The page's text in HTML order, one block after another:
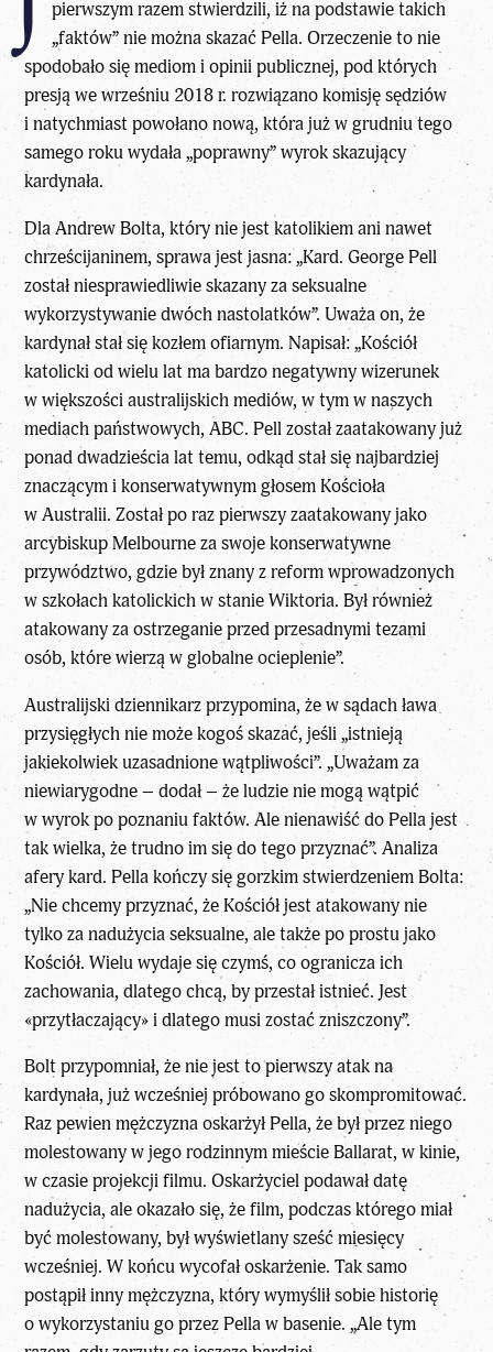
pierwszym razem stwierdzili, iż na podstawie takich
„faktów” nie można skazać Pella. Orzeczenie to nie
spodobało się mediom i opinii publicznej, pod których
presją we wrześniu 2018 r. rozwiązano komisję sędziów
i natychmiast powołano nową, która już w grudniu tego
samego roku wydała „poprawny” wyrok skazujący
kardynała.
Dla Andrew Bolta, który nie jest katolikiem ani nawet
chrześcijaninem, sprawa jest jasna: „Kard. George Pell
został niesprawiedliwie skazany za seksualne
wykorzystywanie dwóch nastolatków”. Uważa on, że
kardynał stał się kozłem ofiarnym. Napisał: „Kościół
katolicki od wielu lat ma bardzo negatywny wizerunek
w większości australijskich mediów, w tym w naszych
mediach państwowych, ABC. Pell został zaatakowany już
ponad dwadzieścia lat temu, odkąd stał się najbardziej
znaczącym i konserwatywnym głosem Kościoła
w Australii. Został po raz pierwszy zaatakowany jako
arcybiskup Melbourne za swoje konserwatywne
przywództwo, gdzie był znany z reform wprowadzonych
w szkołach katolickich w stanie Wiktoria. Był również
atakowany za ostrzeganie przed przesadnymi tezami
osób, które wierzą w globalne ocieplenie”.
Australijski dziennikarz przypomina, że w sądach ława
przysięgłych nie może kogoś skazać, jeśli „istnieją
jakiekolwiek uzasadnione wątpliwości”. „Uważam za
niewiarygodne – dodał – że ludzie nie mogą wątpić
w wyrok po poznaniu faktów. Ale nienawiść do Pella jest
tak wielka, że trudno im się do tego przyznać”. Analiza
afery kard. Pella kończy się gorzkim stwierdzeniem Bolta:
„Nie chcemy przyznać, że Kościół jest atakowany nie
tylko za nadużycia seksualne, ale także po prostu jako
Kościół. Wielu wydaje się czymś, co ogranicza ich
zachowania, dlatego chcą, by przestał istnieć. Jest
«przytłaczający» i dlatego musi zostać zniszczony”.
Bolt przypomniał, że nie jest to pierwszy atak na
kardynała, już wcześniej próbowano go skompromitować.
Raz pewien mężczyzna oskarżył Pella, że był przez niego
molestowany w jego rodzinnym mieście Ballarat, w kinie,
w czasie projekcji filmu. Oskarżyciel podawał datę
nadużycia, ale okazało się, że film, podczas którego miał
być molestowany, był wyświetlany sześć miesięcy
wcześniej. W końcu wycofał oskarżenie. Tak samo
postąpił inny mężczyzna, który wymyślił sobie historię
o wykorzystaniu go przez Pella w basenie. „Ale tym